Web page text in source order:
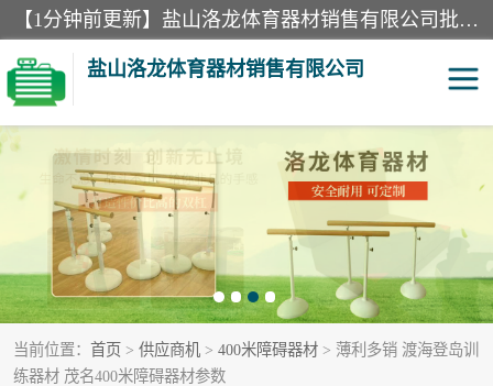
【1分钟前更新】盐山洛龙体育器材销售有限公司批量供应：300米障碍器材、400米障碍器材、部队训练器材、双杠、体操垫、舞蹈把杆等产品。盐山洛龙体育器材销售有限公司经过多年的发展，集研发，生产，销售，售后服务为一体. 奉行“质量，信誉，服务”的宗旨，以开拓创新的精神和真诚守信的态度积极进取。
盐山洛龙体育器材销售有限公司
当前位置： 首页 > 供应商机 > 400米障碍器材 > 薄利多销 渡海登岛训
练器材 茂名400米障碍器材参数
单双杠 舞蹈把杆
400米障碍器材 体操垫
300米障碍器材 攀爬架
塑胶跑道 400米障碍器材1